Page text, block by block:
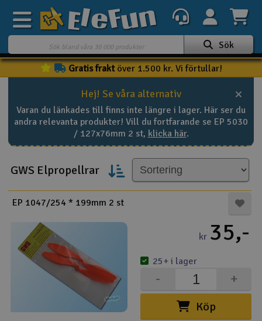
Veckans erbjudande
Mina favoriter
Present kort
3D-print
Batteri & laddare
Bilar
Bilbana
Båtar
Drönare
Sök
Gratis fraktöver 1.500 kr. Vi förtullar!
Hej! Se våra alternativ
Varan du länkades till finns inte längre i lager. Här ser du
andra relevanta produkter! Vill du fortfarande se EP 5030
/ 127x76mm 2 st, klicka här.
GWS Elpropellrar
EP 1047/254 * 199mm 2 st
kr 35,-
Köp
+
-
25+ i lager